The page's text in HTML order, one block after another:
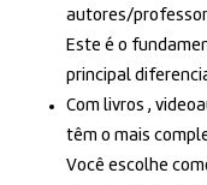
autores/
Este é o
principal
Com livros ,
têm o mais
Você escolhe